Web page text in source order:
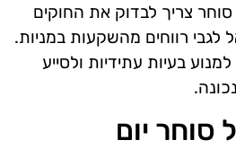
סוחר צריך לבדוק את החוקים
לגבי רווחים מהשקעות במניות.
בעיות עתידיות ולסייע
סוחר יום